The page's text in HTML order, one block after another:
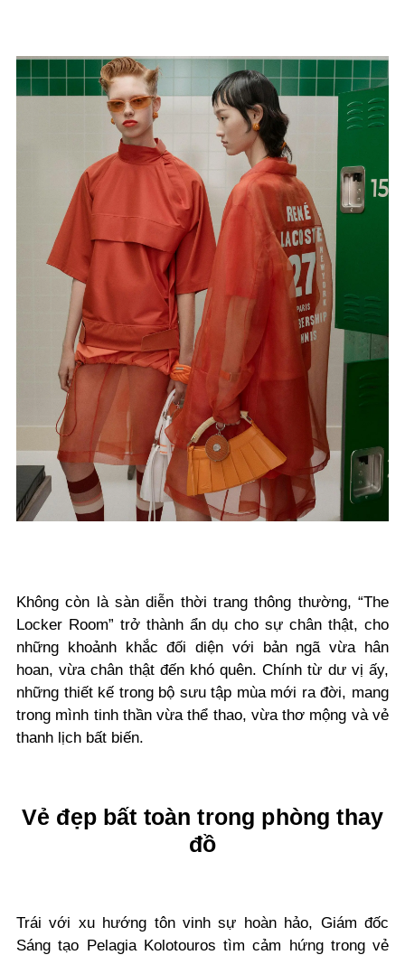
Không còn là sàn diễn thời trang thông thường, “The
Locker Room” trở thành ẩn dụ cho sự chân thật, cho
những khoảnh khắc đối diện với bản ngã vừa hân
hoan, vừa chân thật đến khó quên. Chính từ dư vị ấy,
những thiết kế trong bộ sưu tập mùa mới ra đời, mang
trong mình tinh thần vừa thể thao, vừa thơ mộng và vẻ
thanh lịch bất biến.
Vẻ đẹp bất toàn trong phòng thay
đồ
Trái với xu hướng tôn vinh sự hoàn hảo, Giám đốc
Sáng tạo Pelagia Kolotouros tìm cảm hứng trong vẻ